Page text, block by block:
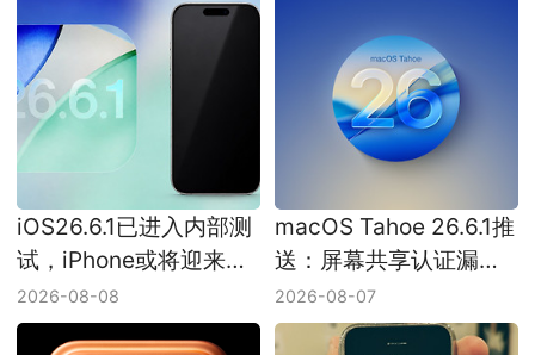
iOS26.6.1已进入内部测
试，iPhone或将迎来一
轮小更新
2026-08-08
macOS Tahoe 26.6.1推
送：屏幕共享认证漏洞
已修复
2026-08-07